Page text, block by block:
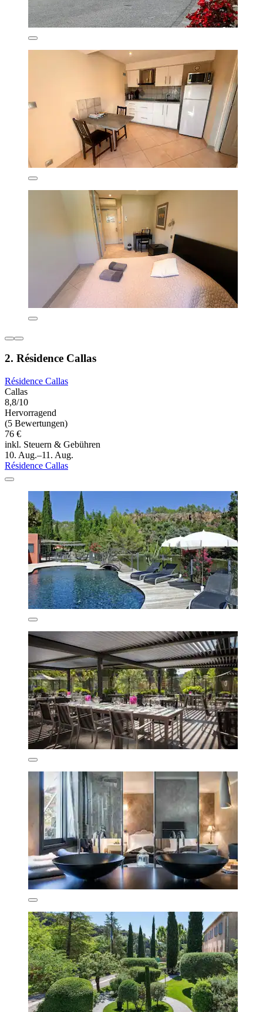
2. Résidence Callas
Résidence Callas
Callas
8,8/10
Hervorragend
(5 Bewertungen)
76 €
inkl. Steuern & Gebühren
10. Aug.–11. Aug.
Résidence Callas